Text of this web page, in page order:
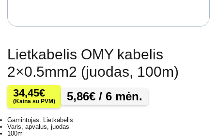
Lietkabelis OMY kabelis
2×0.5mm2 (juodas, 100m)
34,45€
(Kaina su PVM) 5,86€ / 6 mėn.
Gamintojas: Lietkabelis
Varis, apvalus, juodas
100m